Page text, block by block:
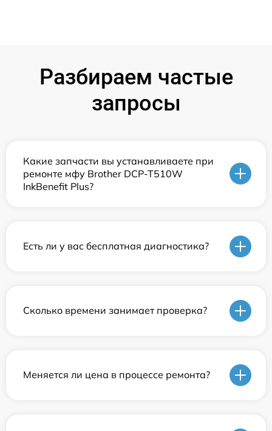
Разбираем частые
запросы
Какие запчасти вы устанавливаете при
ремонте мфу Brother DCP-T510W
InkBenefit Plus?
Есть ли у вас бесплатная диагностика?
Сколько времени занимает проверка?
Меняется ли цена в процессе ремонта?